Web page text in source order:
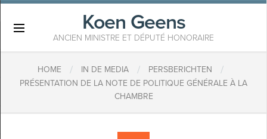
Koen Geens
ANCIEN MINISTRE ET DÉPUTÉ HONORAIRE
HOME / IN DE MEDIA / PERSBERICHTEN /
PRÉSENTATION DE LA NOTE DE POLITIQUE GÉNÉRALE À LA
CHAMBRE